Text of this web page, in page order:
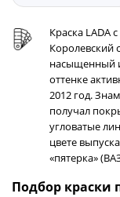
Краска LADA
Королевский
насыщенный
оттенке
2012 год.
получал
угловатые
цвете
«пятерка»
Подбор краски